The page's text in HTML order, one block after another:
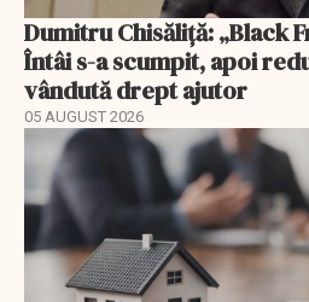
Dumitru Chisăliță: „Black
Întâi s-a scumpit, apoi
vândută drept ajutor
05 AUGUST 2026